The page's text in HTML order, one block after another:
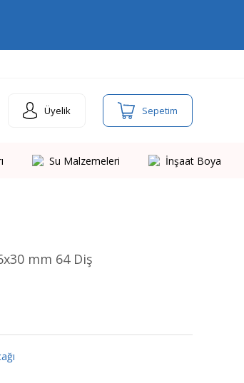
Üyelik Sepetim
Su Malzemeleri İnşaat Boya
mm 64 Diş